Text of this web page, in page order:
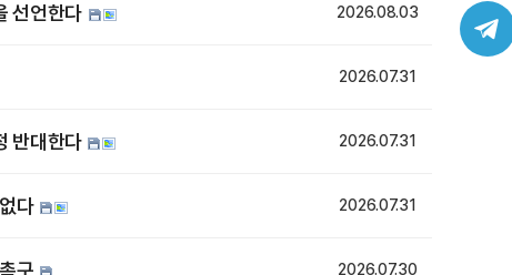
선언한다 2026.08.03
2026.07.31
반대한다 2026.07.31
다 2026.07.31
구 2026.07.30